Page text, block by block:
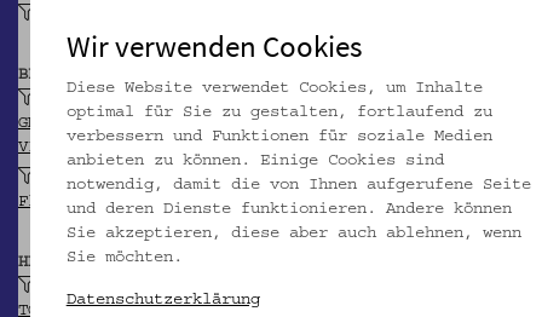
BEITRAGENDE/R
GND
VIAF
Verwertungsstelle für Sachgüter der
Flüchtlingsfürsorge
HERKUNFT
TGN
Wir verwenden Cookies
Diese Website verwendet Cookies, um Inhalte
optimal für Sie zu gestalten, fortlaufend zu
verbessern und Funktionen für soziale Medien
anbieten zu können. Einige Cookies sind
notwendig, damit die von Ihnen aufgerufene Seite
und deren Dienste funktionieren. Andere können
Sie akzeptieren, diese aber auch ablehnen, wenn
Sie möchten.
Datenschutzerklärung